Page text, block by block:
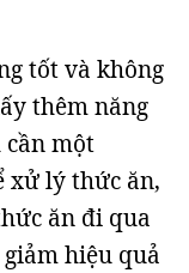
tốt và không
thêm năng
một
xử lý thức ăn,
ăn đi qua
hiệu quả